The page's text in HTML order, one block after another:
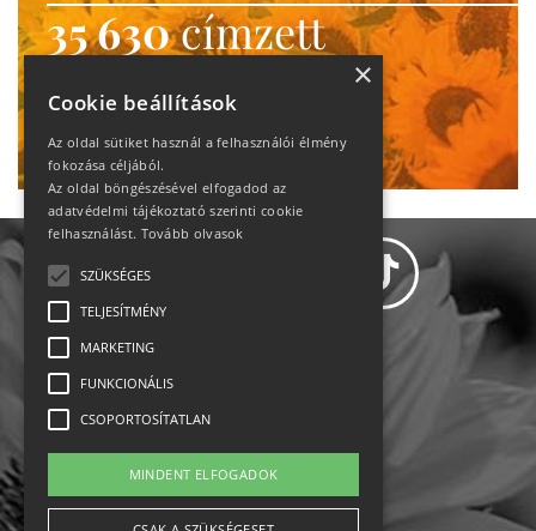
35 630címzett
heti motiváció
Ne maradj le!
Állásajánlatok
Impresszum-kapcsolat
×
Cookie beállítások
Az oldal sütiket használ a felhasználói élmény
fokozása céljából.
Az oldal böngészésével elfogadod az
adatvédelmi tájékoztató szerinti cookie
felhasználást. Tovább olvasok
SZÜKSÉGES
TELJESÍTMÉNY
MARKETING
FUNKCIONÁLIS
CSOPORTOSÍTATLAN
MINDENT ELFOGADOK